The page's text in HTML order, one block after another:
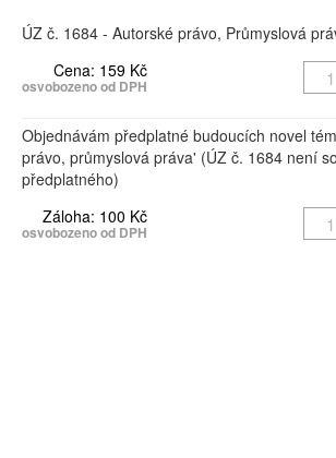
ÚZ č. 1684 - Autorské právo, Průmyslová
Cena: 159 Kč
osvobozeno od DPH
Objednávám předplatné budoucích novel
právo, průmyslová práva' (ÚZ č. 1684 není
předplatného)
Záloha: 100 Kč
osvobozeno od DPH